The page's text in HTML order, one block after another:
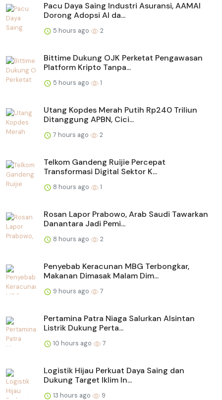
Pacu Daya Saing Industri Asuransi, AAMAI
Dorong Adopsi AI da...
5 hours ago 2
Bittime Dukung OJK Perketat Pengawasan
Platform Kripto Tanpa...
5 hours ago 1
Utang Kopdes Merah Putih Rp240 Triliun
Ditanggung APBN, Cici...
7 hours ago 2
Telkom Gandeng Ruijie Percepat
Transformasi Digital Sektor K...
8 hours ago 1
Rosan Lapor Prabowo, Arab Saudi Tawarkan
Danantara Jadi Pemi...
8 hours ago 2
Penyebab Keracunan MBG Terbongkar,
Makanan Dimasak Malam Dim...
9 hours ago 7
Pertamina Patra Niaga Salurkan Alsintan
Listrik Dukung Perta...
10 hours ago 7
Logistik Hijau Perkuat Daya Saing dan
Dukung Target Iklim In...
13 hours ago 9